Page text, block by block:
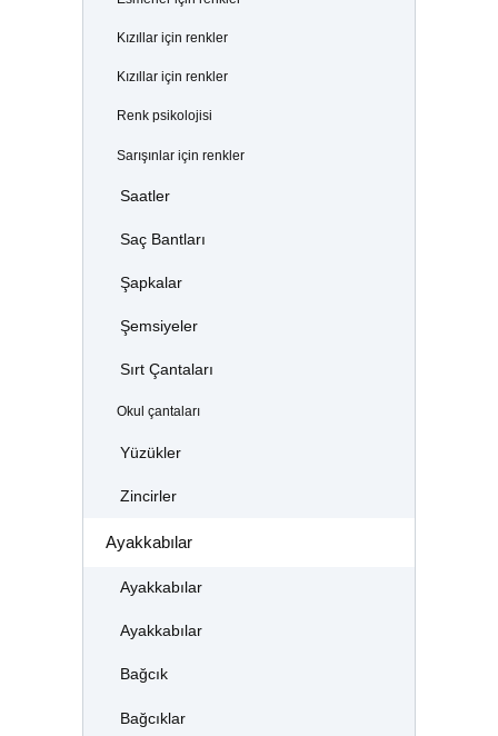
Kızıllar için renkler
Kızıllar için renkler
Renk psikolojisi
Sarışınlar için renkler
Saatler
Saç Bantları
Şapkalar
Şemsiyeler
Sırt Çantaları
Okul çantaları
Yüzükler
Zincirler
Ayakkabılar
Ayakkabılar
Ayakkabılar
Bağcık
Bağcıklar